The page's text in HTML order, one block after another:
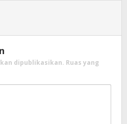
dipublikasikan. Ruas yang